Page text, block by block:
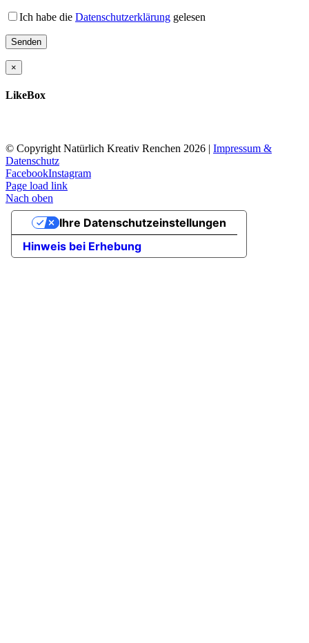
Ich habe die Datenschutzerklärung gelesen
×
LikeBox
© Copyright Natürlich Kreativ Renchen 2026 | Impressum &
Datenschutz
FacebookInstagram
Page load link
Nach oben
Hinweis bei Erhebung
Ihre Datenschutzeinstellungen